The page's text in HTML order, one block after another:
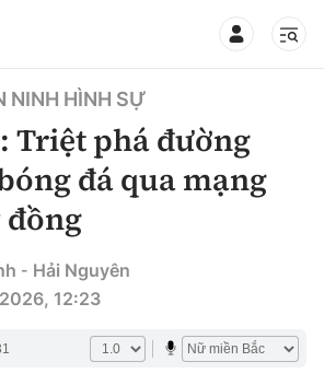
NINH HÌNH SỰ
Triệt phá đường
đá qua mạng
đồng
- Hải Nguyên
12:23